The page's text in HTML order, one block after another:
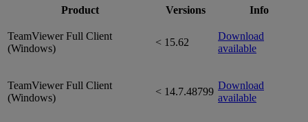
Product Versions Info
TeamViewer Full Client
(Windows)
< 15.62
Download
available
TeamViewer Full Client
(Windows)
< 14.7.48799
Download
available